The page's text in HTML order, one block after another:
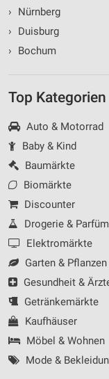
›
Nürnberg
›
Duisburg
›
Bochum
Top Kategorien
Auto & Motorrad
Baby & Kind
Baumärkte
Biomärkte
Discounter
Drogerie &
Elektromärkte
Garten & Pflanzen
Gesundheit &
Getränkemärkte
Kaufhäuser
Möbel & Wohnen
Mode &